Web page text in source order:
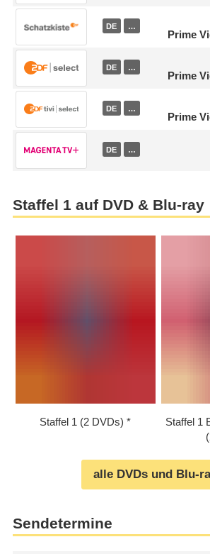
DE …
Prime
DE …
Prime
DE …
Prime
DE …
Staffel 1 auf DVD & Blu-ray
Staffel 1 (2 DVDs)
Staffel 1
alle DVDs und Blu-
Sendetermine